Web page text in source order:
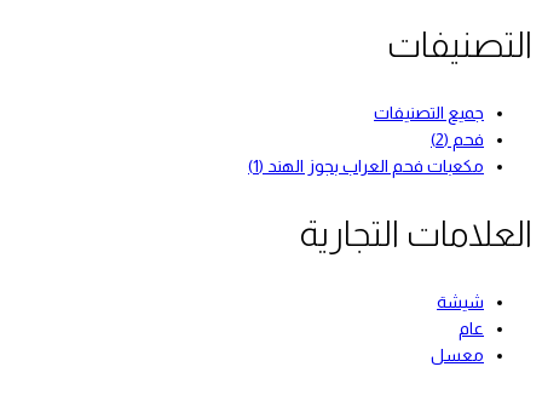
التصنيفات
جميع التصنيفات
فحم (2)
مكعبات فحم العراب بجوز الهند (1)
العلامات التجارية
شيشة
عام
معسل